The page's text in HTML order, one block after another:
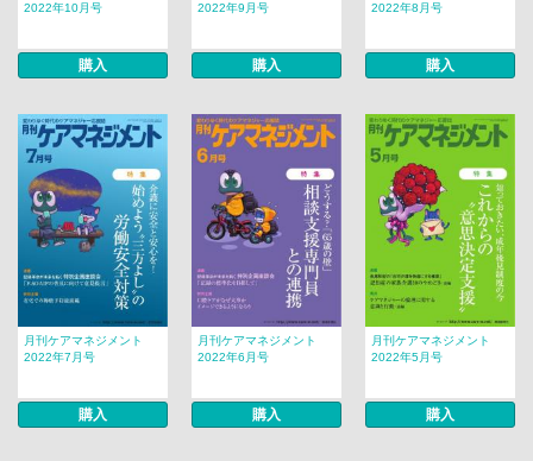
2022年10月号
購入
2022年9月号
購入
2022年8月号
購入
月刊ケアマネジメント
2022年7月号
購入
月刊ケアマネジメント
2022年6月号
購入
月刊ケアマネジメント
2022年5月号
購入